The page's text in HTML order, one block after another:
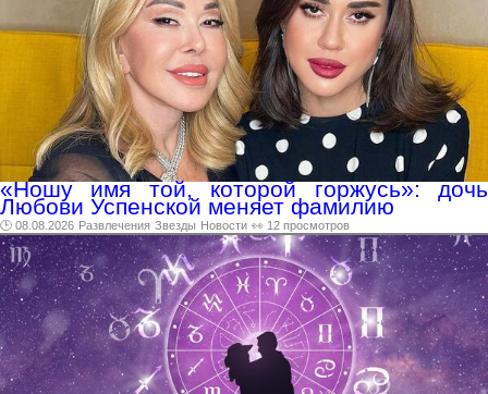
«Ношу имя той, которой горжусь»: дочь
Любови Успенской меняет фамилию
🕑 08.08.2026 Развлечения Звезды Новости 👀 12 просмотров